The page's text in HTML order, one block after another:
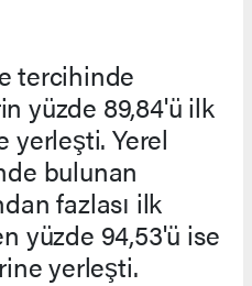
tercihinde
yüzde 89,84'ü ilk
yerleşti. Yerel
bulunan
fazlası ilk
yüzde 94,53'ü ise
yerleşti.